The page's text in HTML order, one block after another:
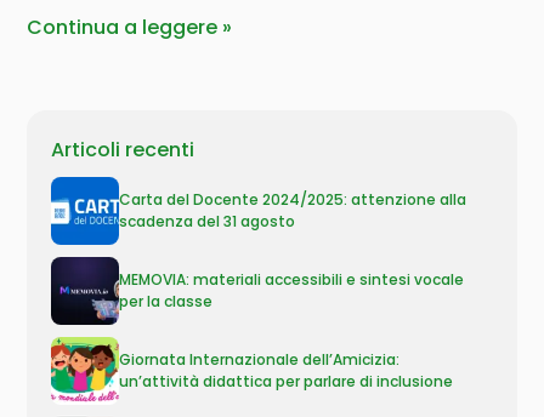
Continua a leggere
Articoli recenti
Carta del Docente 2024/2025: attenzione alla
scadenza del 31 agosto
MEMOVIA: materiali accessibili e sintesi vocale
per la classe
Giornata Internazionale dell’Amicizia:
un’attività didattica per parlare di inclusione